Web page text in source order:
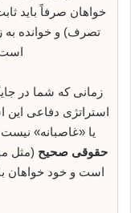
خواهان صرفاً باید
تصرف) و خوانده به
زمانی که شما در
استراتژی دفاعی
یا «غاصبانه»
حقوقی صحیح (مثل
است و خود خواهان